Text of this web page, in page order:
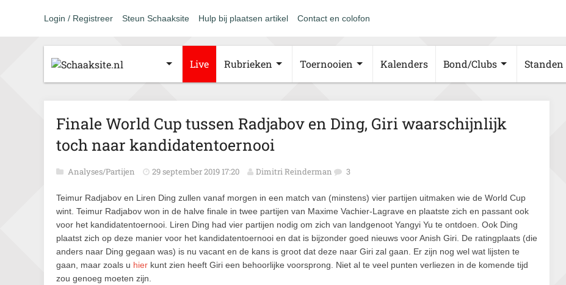
Login / Registreer Steun Schaaksite Hulp bij plaatsen artikel Contact en colofon
Live Rubrieken Toernooien Kalenders Bond/Clubs Standen
Finale World Cup tussen Radjabov en Ding, Giri waarschijnlijk
toch naar kandidatentoernooi
Analyses/Partijen 29 september 2019 17:20 Dimitri Reinderman 3
Teimur Radjabov en Liren Ding zullen vanaf morgen in een match van (minstens) vier partijen uitmaken wie de World Cup
wint. Teimur Radjabov won in de halve finale in twee partijen van Maxime Vachier-Lagrave en plaatste zich en passant ook
voor het kandidatentoernooi. Liren Ding had vier partijen nodig om zich van landgenoot Yangyi Yu te ontdoen. Ook Ding
plaatst zich op deze manier voor het kandidatentoernooi en dat is bijzonder goed nieuws voor Anish Giri. De ratingplaats (die
anders naar Ding gegaan was) is nu vacant en de kans is groot dat deze naar Giri zal gaan. Er zijn nog wel wat lijsten te
gaan, maar zoals u hier kunt zien heeft Giri een behoorlijke voorsprong. Niet al te veel punten verliezen in de komende tijd
zou genoeg moeten zijn.